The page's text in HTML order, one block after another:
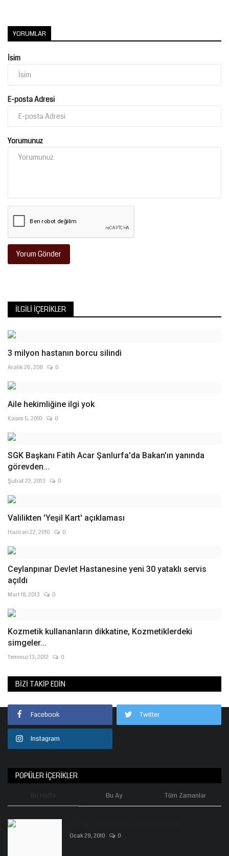
YORUMLAR
İsim
E-posta Adresi
Yorumunuz
Yorum Gönder
İLGILI İÇERIKLER
3 milyon hastanın borcu silindi
Aralık 26, 2011 0
Aile hekimliğine ilgi yok
Kasım 5, 2010 0
SGK Başkanı Fatih Acar Şanlurfa'da Bakan'ın yanında
görevden...
Şubat 22, 2013 0
Valilikten 'Yeşil Kart' açıklaması
Haziran 22, 2010 0
Ceylanpınar Devlet Hastanesine yeni 30 yataklı servis
açıldı
Mart 18, 2013 0
Kozmetik kullananların dikkatine, Kozmetiklerdeki
simgeler...
Temmuz 13, 2012 0
BIZI TAKIP EDIN
Facebook Twitter
Instagram
POPÜLER İÇERIKLER
Bu Ay Tüm Zamanlar
Ocak 29, 2010 0